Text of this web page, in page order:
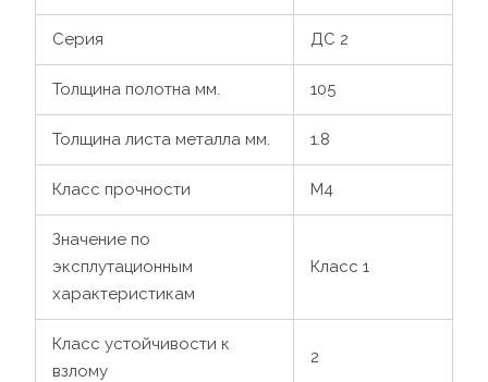
Серия ДС 2
Толщина полотна мм. 105
Толщина листа металла мм. 1.8
Класс прочности М4
Значение по
эксплутационным
характеристикам
Класс 1
Класс устойчивости к
взлому
2